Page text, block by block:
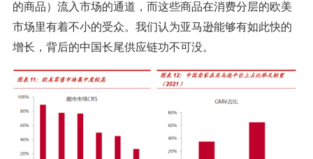
的商品）流入市场的通道，而这些商品在消费分层的欧美
市场里有着不小的受众。我们认为亚马逊能够有如此快的
增长，背后的中国长尾供应链功不可没。